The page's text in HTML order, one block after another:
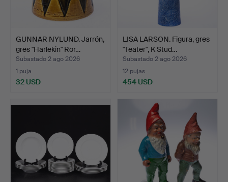
GUNNAR NYLUND. Jarrón,
gres "Harlekin" Rör…
Subastado 2 ago 2026
1 puja
32 USD
LISA LARSON. Figura, gres
"Teater", K Stud…
Subastado 2 ago 2026
12 pujas
454 USD